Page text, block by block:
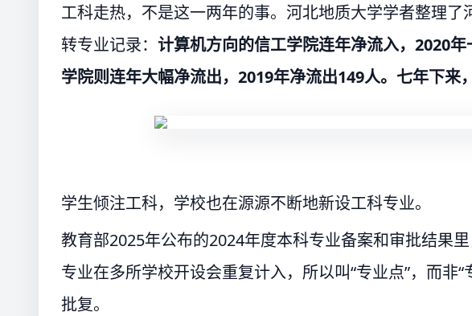
工科走热，不是这一两年的事。河北地质大学学者整理
转专业记录： 计算机方向的信工学院连年净流入，2020
学院则连年大幅净流出，2019年净流出149人。七年下来
学生倾注工科，学校也在源源不断地新设工科专业。
教育部2025年公布的2024年度本科专业备案和审批结果
专业在多所学校开设会重复计入，所以叫“专业点”，而非
批复。